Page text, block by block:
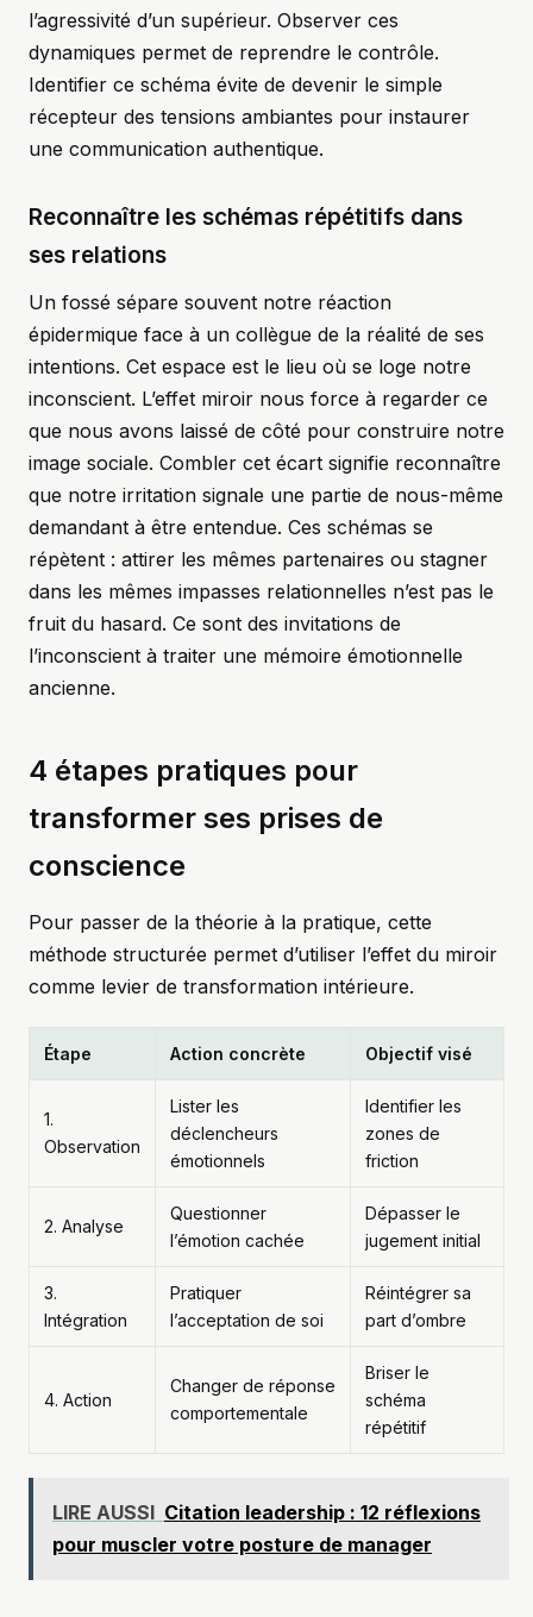
l’agressivité d’un supérieur. Observer ces
dynamiques permet de reprendre le contrôle.
Identifier ce schéma évite de devenir le simple
récepteur des tensions ambiantes pour instaurer
une communication authentique.
Reconnaître les schémas répétitifs dans
ses relations
Un fossé sépare souvent notre réaction
épidermique face à un collègue de la réalité de ses
intentions. Cet espace est le lieu où se loge notre
inconscient. L’effet miroir nous force à regarder ce
que nous avons laissé de côté pour construire notre
image sociale. Combler cet écart signifie reconnaître
que notre irritation signale une partie de nous-même
demandant à être entendue. Ces schémas se
répètent : attirer les mêmes partenaires ou stagner
dans les mêmes impasses relationnelles n’est pas le
fruit du hasard. Ce sont des invitations de
l’inconscient à traiter une mémoire émotionnelle
ancienne.
4 étapes pratiques pour
transformer ses prises de
conscience
Pour passer de la théorie à la pratique, cette
méthode structurée permet d’utiliser l’effet du miroir
comme levier de transformation intérieure.
Étape Action concrète Objectif visé
1.
Observation
Lister les
déclencheurs
émotionnels
Identifier les
zones de
friction
2. Analyse
Questionner
l’émotion cachée
Dépasser le
jugement initial
3.
Intégration
Pratiquer
l’acceptation de soi
Réintégrer sa
part d’ombre
4. Action
Changer de réponse
comportementale
Briser le
schéma
répétitif
LIRE AUSSI Citation leadership : 12 réflexions
pour muscler votre posture de manager